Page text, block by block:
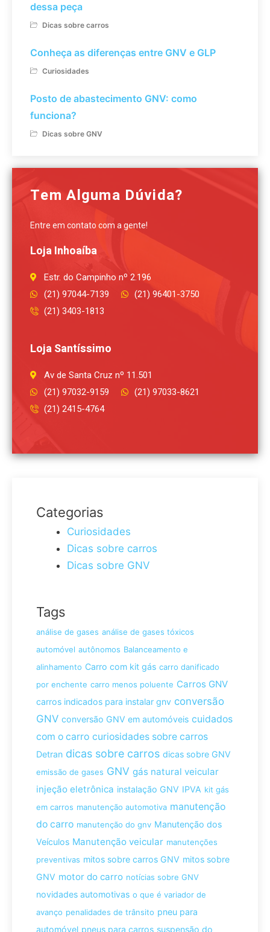
dessa peça
Dicas sobre carros
Conheça as diferenças entre GNV e GLP
Curiosidades
Posto de abastecimento GNV: como
funciona?
Dicas sobre GNV
Tem Alguma Dúvida?
Entre em contato com a gente!
Loja Inhoaíba
Estr. do Campinho nº 2.196
(21) 97044-7139
(21) 96401-3750
(21) 3403-1813
Loja Santíssimo
Av de Santa Cruz nº 11.501
(21) 97032-9159
(21) 97033-8621
(21) 2415-4764
Categorias
Curiosidades
Dicas sobre carros
Dicas sobre GNV
Tags
análise de gases análise de gases tóxicos
automóvel autônomos Balanceamento e
alinhamento Carro com kit gás carro danificado
por enchente carro menos poluente Carros GNV
carros indicados para instalar gnv conversão
GNV conversão GNV em automóveis cuidados
com o carro curiosidades sobre carros
Detran dicas sobre carros dicas sobre GNV
emissão de gases GNV gás natural veicular
injeção eletrônica instalação GNV IPVA kit gás
em carros manutenção automotiva manutenção
do carro manutenção do gnv Manutenção dos
Veículos Manutenção veicular manutenções
preventivas mitos sobre carros GNV mitos sobre
GNV motor do carro notícias sobre GNV
novidades automotivas o que é variador de
avanço penalidades de trânsito pneu para
automóvel pneus para carros suspensão do